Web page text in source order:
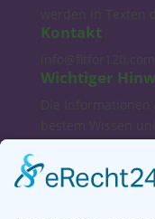
Kontakt
Wichtiger
Fortbildung
oder